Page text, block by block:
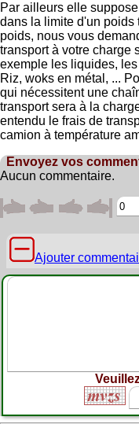
Par ailleurs elle
dans la limite d'un poids
poids, nous vous
transport à votre charge
exemple les liquides,
Riz, woks en métal, ...
qui nécessitent une
transport sera à la
entendu le frais de
camion à température
Envoyez vos
Aucun commentaire.
Ajouter